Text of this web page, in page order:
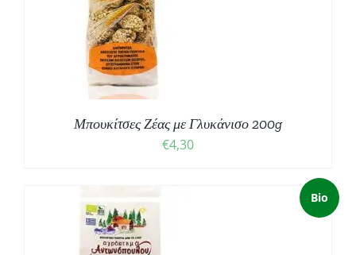
Μπουκίτσες Ζέας με Γλυκάνισο 200g
€4,30
Bio